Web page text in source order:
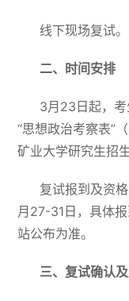
线下现场复试。
二、时间安排
3月23日起，
“思想政治考察表”
矿业大学研究生招
复试报到及资
月27-31日，具体
站公布为准。
三、复试确认